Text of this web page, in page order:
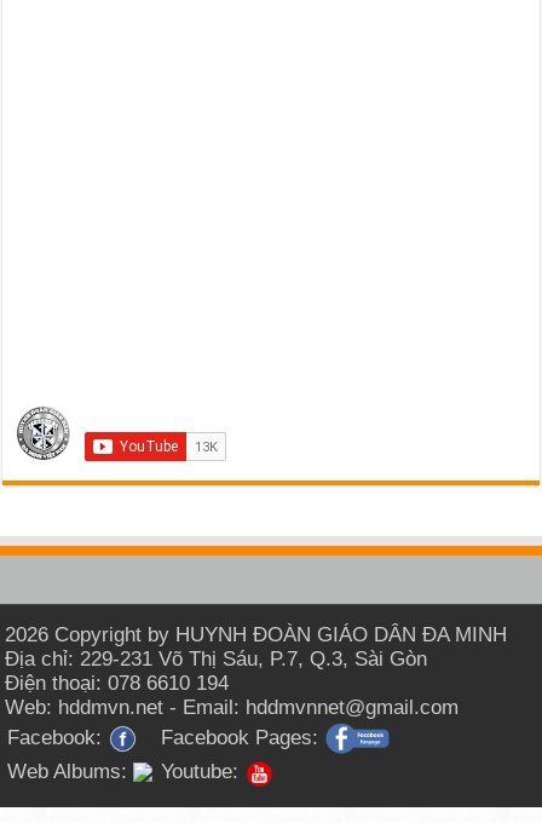
2026 Copyright by HUYNH ĐOÀN GIÁO DÂN ĐA MINH
Địa chỉ: 229-231 Võ Thị Sáu, P.7, Q.3, Sài Gòn
Điện thoại: 078 6610 194
Web: hddmvn.net - Email: hddmvnnet@gmail.com
Facebook:
Facebook Pages:
Web Albums:
Youtube: